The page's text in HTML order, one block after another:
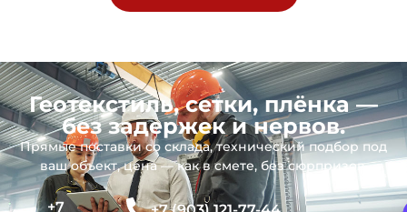
Геотекстиль, сетки, плёнка —
без задержек и нервов.
Прямые поставки со склада, технический подбор под
ваш объект, цена — как в смете, без сюрпризов.
+7